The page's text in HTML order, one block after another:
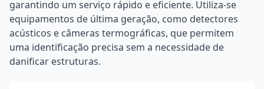
garantindo um serviço rápido e eficiente. Utiliza-se
equipamentos de última geração, como detectores
acústicos e câmeras termográficas, que permitem
uma identificação precisa sem a necessidade de
danificar estruturas.